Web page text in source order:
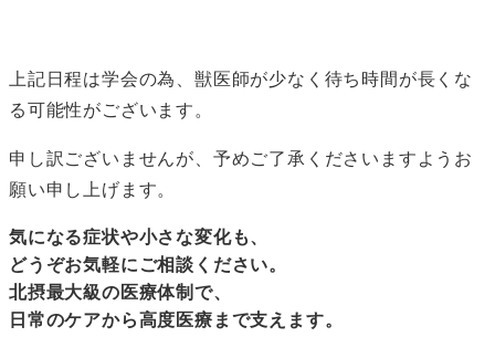
上記日程は学会の為、獣医師が少なく待ち時間が長くな
る可能性がございます。
申し訳ございませんが、予めご了承くださいますようお
願い申し上げます。
気になる症状や小さな変化も、
どうぞお気軽にご相談ください。
北摂最大級の医療体制で、
日常のケアから高度医療まで支えます。